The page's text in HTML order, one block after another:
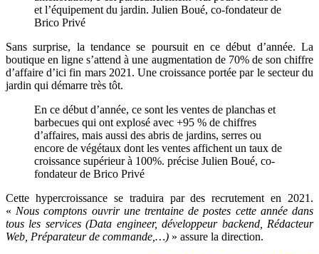
et l’équipement du jardin. Julien Boué, co-fondateur de
Brico Privé
Sans surprise, la tendance se poursuit en ce début d’année. La
boutique en ligne s’attend à une augmentation de 70% de son chiffre
d’affaire d’ici fin mars 2021. Une croissance portée par le secteur du
jardin qui démarre très tôt.
En ce début d’année, ce sont les ventes de planchas et
barbecues qui ont explosé avec +95 % de chiffres
d’affaires, mais aussi des abris de jardins, serres ou
encore de végétaux dont les ventes affichent un taux de
croissance supérieur à 100%. précise Julien Boué, co-
fondateur de Brico Privé
Cette hypercroissance se traduira par des recrutement en 2021.
« Nous comptons ouvrir une trentaine de postes cette année dans
tous les services (Data engineer, développeur backend, Rédacteur
Web, Préparateur de commande,…) » assure la direction.